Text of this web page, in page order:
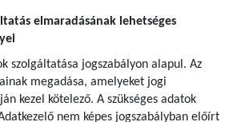
elmaradásának lehetséges
szolgáltatása jogszabályon alapul. Az
megadása, amelyeket jogi
kezel kötelező. A szükséges adatok
nem képes jogszabályban előírt